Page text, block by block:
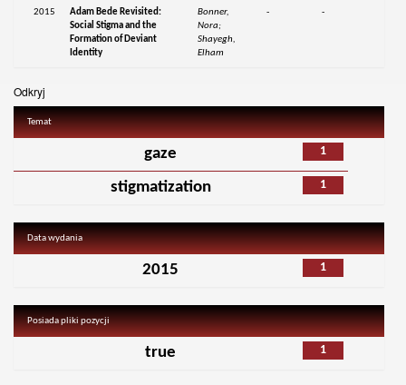
2015
Adam Bede Revisited:
Social Stigma and the
Formation of Deviant
Identity
Bonner,
Nora;
Shayegh,
Elham
- -
Odkryj
Temat
1
gaze
1
stigmatization
Data wydania
1
2015
Posiada pliki pozycji
1
true